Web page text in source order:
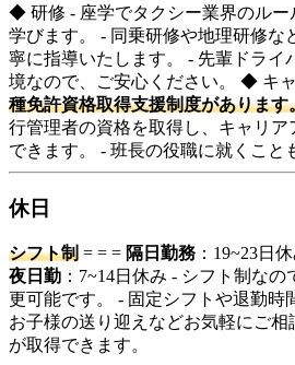
◆ 研修 - 座学でタクシー業界のルー
学びます。 - 同乗研修や地理研修な
寧に指導いたします。 - 先輩ドライ
境なので、ご安心ください。 ◆ キ
種免許資格取得支援制度があります
行管理者の資格を取得し、キャリ
できます。 - 班長の役職に就くこと
休日
シフト制 = = = 隔日勤務 ：19~23日
夜日勤 ：7~14日休み - シフト制な
更可能です。 - 固定シフトや退勤時
お子様の送り迎えなどお気軽にご相
が取得できます。